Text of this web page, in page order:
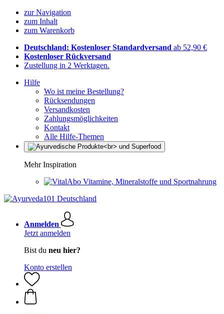
zur Navigation
zum Inhalt
zum Warenkorb
Deutschland: Kostenloser Standardversand ab 52,90 €
Kostenloser Rückversand
Zustellung in 2 Werktagen.
Hilfe
Wo ist meine Bestellung?
Rücksendungen
Versandkosten
Zahlungsmöglichkeiten
Kontakt
Alle Hilfe-Themen
Mehr Inspiration
Vitamine, Mineralstoffe und Sportnahrung
Anmelden
Jetzt anmelden
Bist du neu hier?
Konto erstellen